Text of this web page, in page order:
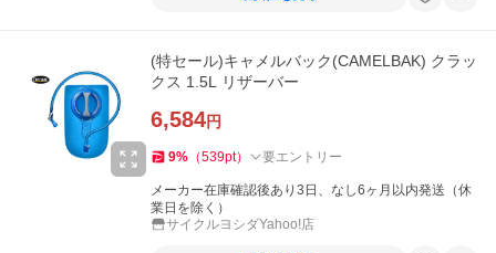
(特セール)キャメルバック(CAMELBAK) クラッ
クス 1.5L リザーバー
6,584円
9% （539pt） 要エントリー
メーカー在庫確認後あり3日、なし6ヶ月以内発送（休
業日を除く）
サイクルヨシダYahoo!店